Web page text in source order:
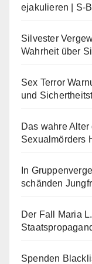
ejakulieren | S-
Silvester
Wahrheit über
Sex Terror
und
Das wahre Alter
Sexualmörders
In
schänden
Der Fall Maria
Spenden